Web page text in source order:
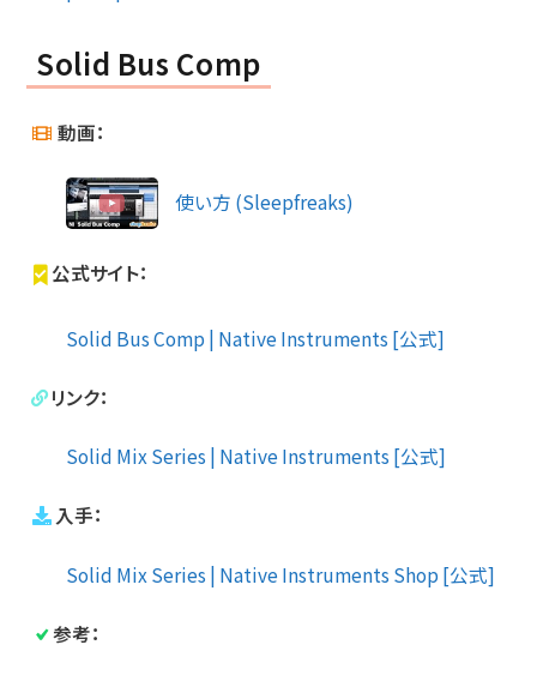
Solid Bus Comp
動画：
使い方 (Sleepfreaks)
公式サイト：
Solid Bus Comp | Native Instruments [公式]
リンク：
Solid Mix Series | Native Instruments [公式]
入手：
Solid Mix Series | Native Instruments Shop [公式]
参考：